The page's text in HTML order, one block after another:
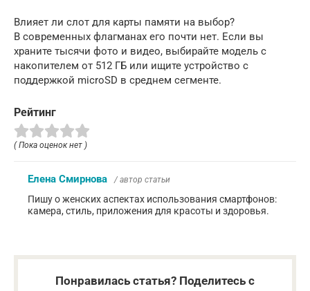
Влияет ли слот для карты памяти на выбор?
В современных флагманах его почти нет. Если вы
храните тысячи фото и видео, выбирайте модель с
накопителем от 512 ГБ или ищите устройство с
поддержкой microSD в среднем сегменте.
Рейтинг
( Пока оценок нет )
Елена Смирнова / автор статьи
Пишу о женских аспектах использования смартфонов:
камера, стиль, приложения для красоты и здоровья.
Понравилась статья? Поделитесь с